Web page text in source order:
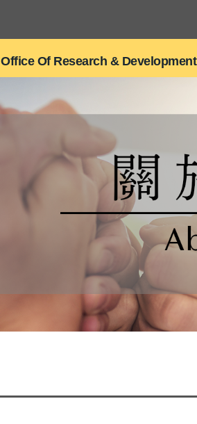
Office Of Research & Development